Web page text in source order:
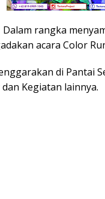
rangka
acara Color
di Pantai
Kegiatan lainnya.